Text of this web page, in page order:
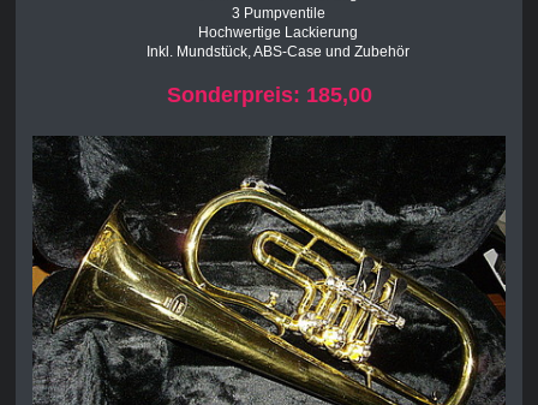
3 Pumpventile
Hochwertige Lackierung
Inkl. Mundstück, ABS-Case und Zubehör
Sonderpreis: 185,00